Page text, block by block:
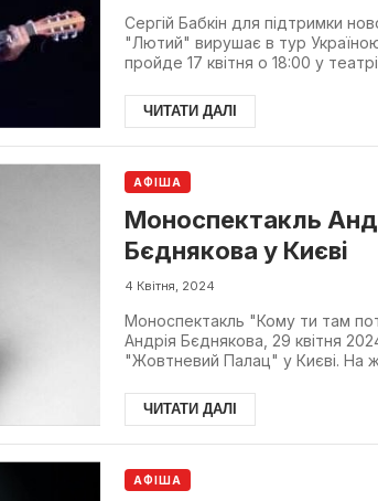
Сергій Бабкін для підтримки
"Лютий" вирушає в тур
пройде 17 квітня о 18:00 у
ЧИТАТИ ДАЛІ
АФІША
Моноспектакль
Бєднякова у Києві
4 Квітня, 2024
Моноспектакль "Кому ти там
Андрія Бєднякова, 29 квітня
"Жовтневий Палац" у Києві. На
ЧИТАТИ ДАЛІ
АФІША